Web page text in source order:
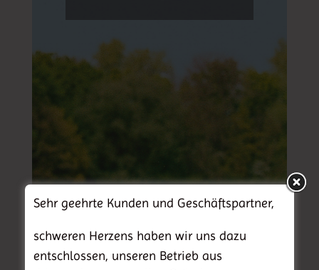
Sehr geehrte Kunden und Geschäftspartner,
schweren Herzens haben wir uns dazu
entschlossen, unseren Betrieb aus